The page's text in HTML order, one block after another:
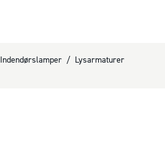
Indendørslamper / Lysarmaturer